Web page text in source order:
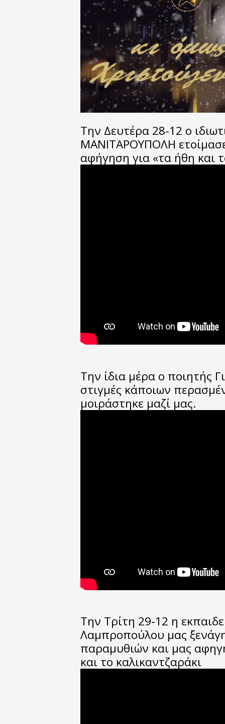
Την Δευτέρα 28-12 ο
ΜΑΝΙΤΑΡΟΥΠΟΛΗ
αφήγηση για «τα ήθη και
Την ίδια μέρα ο ποιητής
στιγμές κάποιων
μοιράστηκε μαζί μας.
Την Τρίτη 29-12 η
Λαμπροπούλου μας
παραμυθιών και μας
και το καλικαντζαράκι